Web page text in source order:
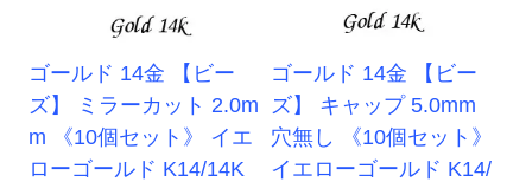
ゴールド 14金 【ビー
ズ】 ミラーカット 2.0m
m 《10個セット》 イエ
ローゴールド K14/14K
ゴールド 14金 【ビー
ズ】 キャップ 5.0mm
穴無し 《10個セット》
イエローゴールド K14/